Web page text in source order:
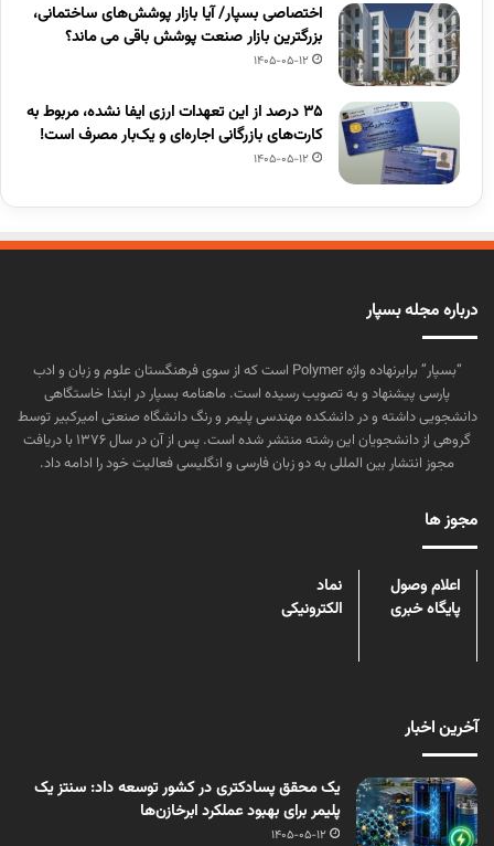
اختصاصی بسپار/ آیا بازار پوشش‌های ساختمانی،
بزرگترین بازار صنعت پوشش باقی می ماند؟
1405-05-12
۳۵ درصد از این تعهدات ارزی ایفا نشده، مربوط به
کارت‌های بازرگانی اجاره‌ای و یک‌بار مصرف است!
1405-05-12
درباره مجله بسپار
“بسپار” برابرنهاده واژه Polymer است که از سوی فرهنگستان علوم و زبان و ادب
پارسی پیشنهاد و به تصویب رسیده است. ماهنامه بسپار در ابتدا خاستگاهی
دانشجویی داشته و در دانشکده مهندسی پلیمر و رنگ دانشگاه صنعتی امیرکبیر توسط
گروهی از دانشجویان این رشته منتشر شده است. پس از آن در سال ۱۳۷۶ با دریافت
مجوز انتشار بین المللی به دو زبان فارسی و انگلیسی فعالیت خود را ادامه داد.
مجوز ها
اعلام وصول
پایگاه خبری
نماد
الکترونیکی
آخرین اخبار
یک محقق پسادکتری در کشور توسعه داد: سنتز یک
پلیمر برای بهبود عملکرد ابرخازن‌ها
1405-05-12